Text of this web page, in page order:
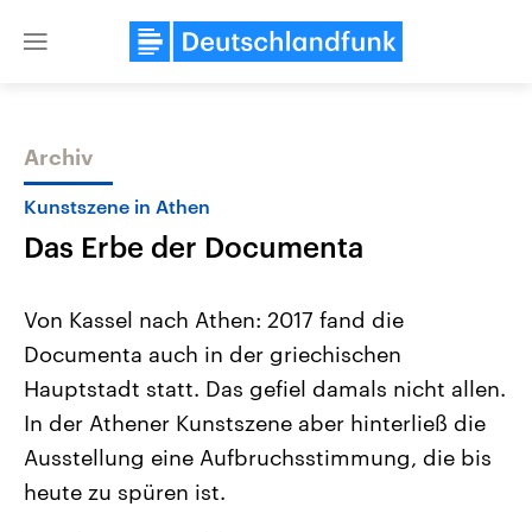
Close
Themen
Landtagswahl Sachsen-Anhalt
2026
Alle Informationen
Sachsen-Anhalt wählt am 6.
September 2026 einen neuen
Landtag. Seit 2021 wird das
Bundesland von einer Koalition aus
USA
Aktuelle Beiträge,
Hintergründe
Wirtschaftlich und
Archiv
Kunstszene in Athen
Das Erbe der Documenta
Von Kassel nach Athen: 2017 fand die
Documenta auch in der griechischen
Hauptstadt statt. Das gefiel damals nicht allen.
In der Athener Kunstszene aber hinterließ die
Ausstellung eine Aufbruchsstimmung, die bis
heute zu spüren ist.